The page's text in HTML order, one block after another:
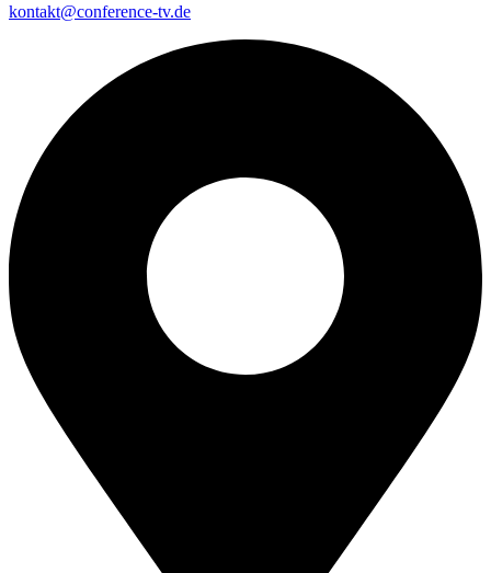
kontakt@conference-tv.de